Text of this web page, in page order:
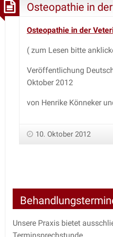
Osteopathie in
Osteopathie in der
( zum Lesen bitte
Veröffentlichung
Oktober 2012
von Henrike Könneker
10. Oktober 2012
Unsere Praxis bietet